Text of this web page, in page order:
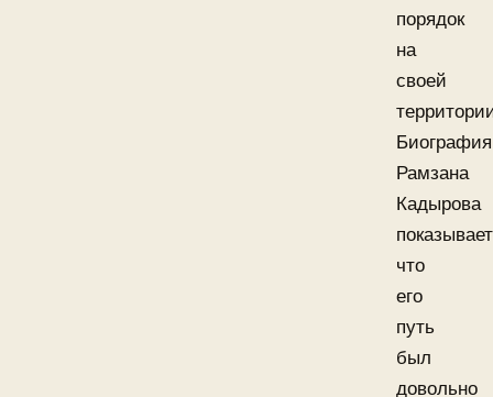
порядок
на
своей
Биография
Рамзана
Кадырова
что
его
путь
был
довольно